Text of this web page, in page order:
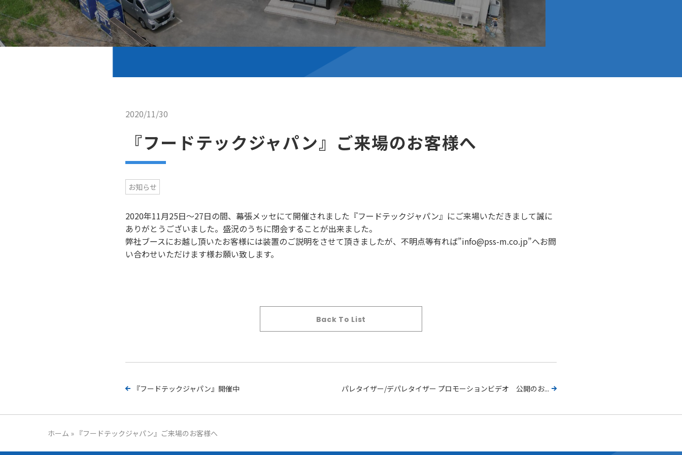
2020/11/30
『フードテックジャパン』ご来場のお客様へ
お知らせ
2020年11月25日～27日の間、幕張メッセにて開催されました『フードテックジャパン』にご来場いただきまして誠に
ありがとうございました。盛況のうちに閉会することが出来ました。
弊社ブースにお越し頂いたお客様には装置のご説明をさせて頂きましたが、不明点等有れば”info@pss-m.co.jp”へお問
い合わせいただけます様お願い致します。
Back To List
『フードテックジャパン』開催中 パレタイザー/デパレタイザー プロモーションビデオ 公開のお...
ホーム » 『フードテックジャパン』ご来場のお客様へ